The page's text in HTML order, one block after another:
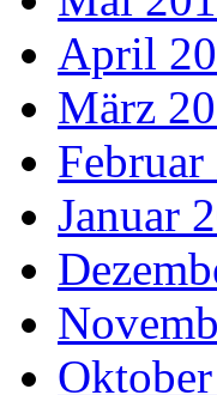
April
März
Februar
Januar